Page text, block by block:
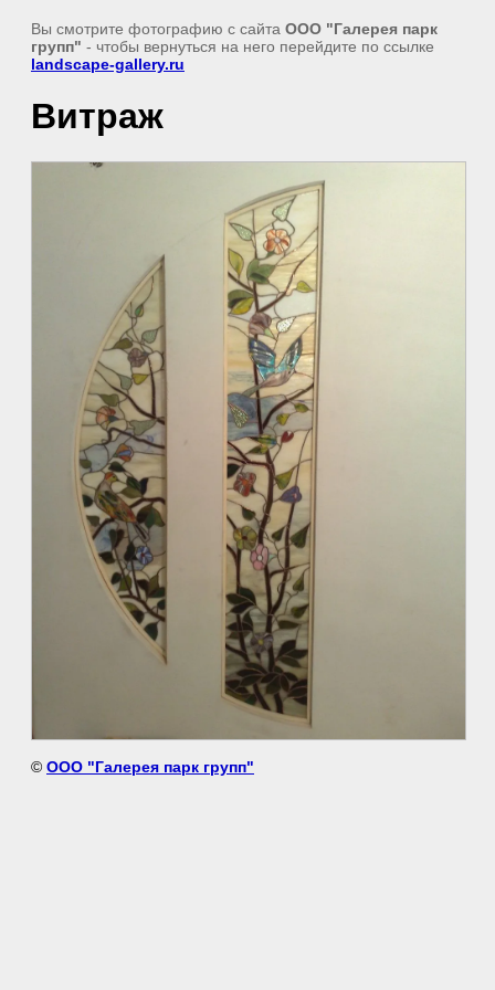
Вы смотрите фотографию с сайта ООО "Галерея парк
групп" - чтобы вернуться на него перейдите по ссылке
landscape-gallery.ru
Витраж
© ООО "Галерея парк групп"